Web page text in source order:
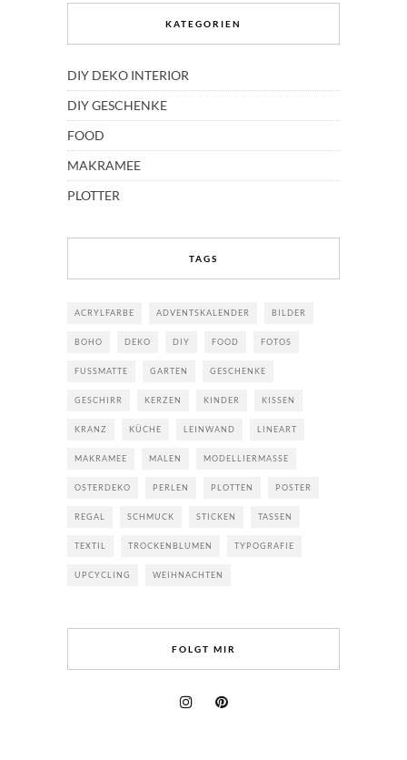
KATEGORIEN
DIY DEKO INTERIOR
DIY GESCHENKE
FOOD
MAKRAMEE
PLOTTER
TAGS
ACRYLFARBE ADVENTSKALENDER BILDER
BOHO DEKO DIY FOOD FOTOS
FUSSMATTE GARTEN GESCHENKE
GESCHIRR KERZEN KINDER KISSEN
KRANZ KÜCHE LEINWAND LINEART
MAKRAMEE MALEN MODELLIERMASSE
OSTERDEKO PERLEN PLOTTEN POSTER
REGAL SCHMUCK STICKEN TASSEN
TEXTIL TROCKENBLUMEN TYPOGRAFIE
UPCYCLING WEIHNACHTEN
FOLGT MIR